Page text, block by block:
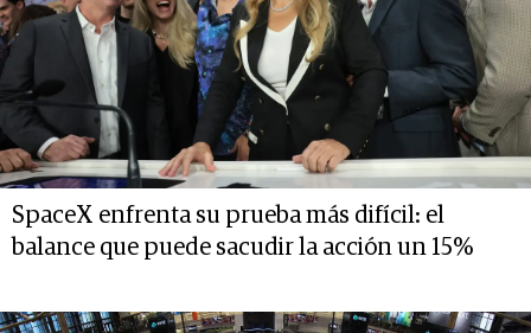
SpaceX enfrenta su prueba más difícil: el
balance que puede sacudir la acción un 15%